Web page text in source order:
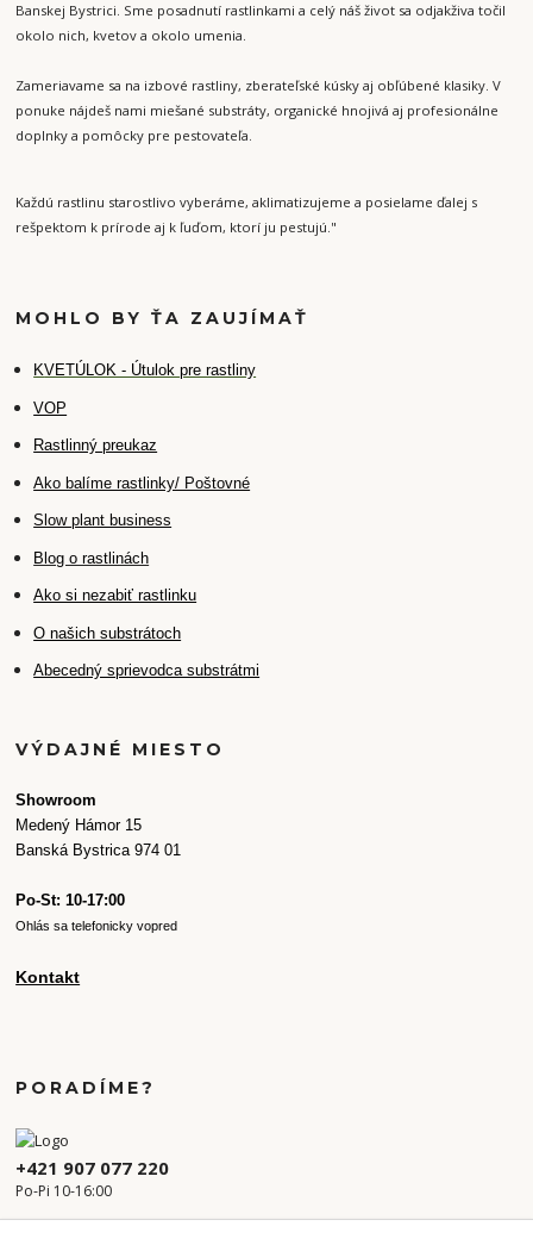
Banskej Bystrici. Sme posadnutí rastlinkami a celý náš život sa odjakživa točil
okolo nich, kvetov a okolo umenia.
Zameriavame sa na izbové rastliny, zberateľské kúsky aj obľúbené klasiky. V
ponuke nájdeš nami miešané substráty, organické hnojivá aj profesionálne
doplnky a pomôcky pre pestovateľa.
Každú rastlinu starostlivo vyberáme, aklimatizujeme a posielame ďalej s
rešpektom k prírode aj k ľuďom, ktorí ju pestujú."
MOHLO BY ŤA ZAUJÍMAŤ
KVETÚLOK - Útulok pre rastliny
VOP
Rastlinný preukaz
Ako balíme rastlinky/ Poštovné
Slow plant business
Blog o rastlinách
Ako si nezabiť rastlinku
O našich substrátoch
Abecedný sprievodca substrátmi
VÝDAJNÉ MIESTO
Showroom
Medený Hámor 15
Banská Bystrica 974 01
Po-St: 10-17:00
Ohlás sa telefonicky vopred
Kontakt
PORADÍME?
+421 907 077 220
Po-Pi 10-16:00